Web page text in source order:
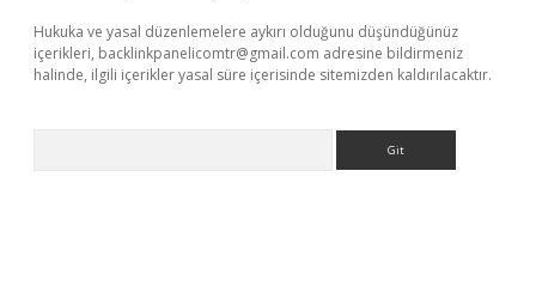
Hukuka ve yasal düzenlemelere aykırı olduğunu düşündüğünüz
içerikleri, backlinkpanelicomtr@gmail.com adresine bildirmeniz
halinde, ilgili içerikler yasal süre içerisinde sitemizden kaldırılacaktır.